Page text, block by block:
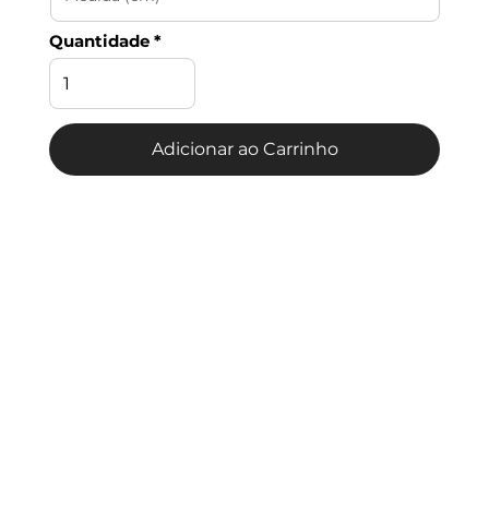
Quantidade
Adicionar ao Carrinho